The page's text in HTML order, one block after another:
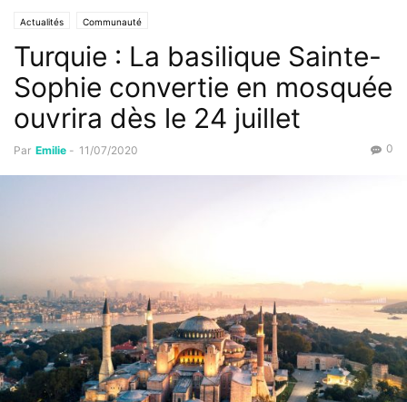
Actualités Communauté
Turquie : La basilique Sainte-
Sophie convertie en mosquée
ouvrira dès le 24 juillet
Par Emilie - 11/07/2020 0